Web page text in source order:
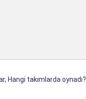
Hangi takımlarda oynadı?